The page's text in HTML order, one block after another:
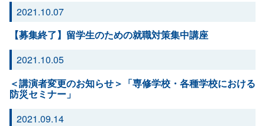
2021.10.07
【募集終了】留学生のための就職対策集中講座
2021.10.05
＜講演者変更のお知らせ＞「専修学校・各種学校における
防災セミナー」
2021.09.14